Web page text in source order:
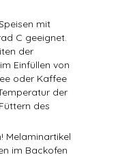
mit
C geeignet.
der
Einfüllen von
oder Kaffee
der
des
Melaminartikel
im Backofen